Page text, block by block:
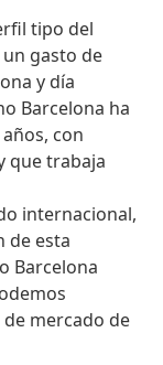
tipo del
gasto de
y día
Barcelona ha
con
que trabaja
internacional,
de esta
Barcelona
mercado de